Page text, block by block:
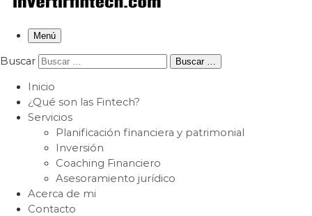
Menú
Buscar Buscar …
Inicio
¿Qué son las Fintech?
Servicios
Planificación financiera y patrimonial
Inversión
Coaching Financiero
Asesoramiento jurídico
Acerca de mi
Contacto